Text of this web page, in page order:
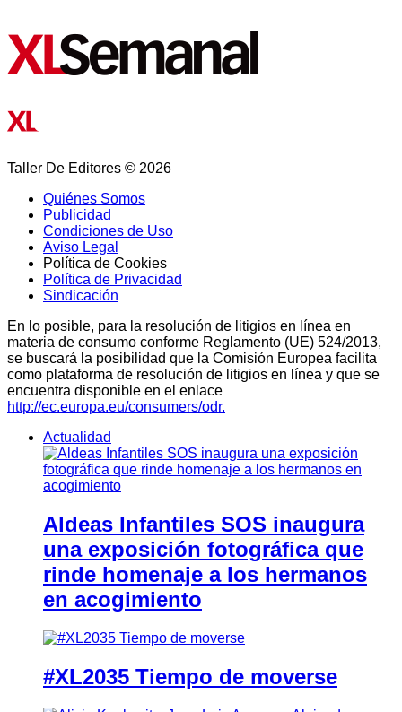
Taller De Editores © 2026
Quiénes Somos
Publicidad
Condiciones de Uso
Aviso Legal
Política de Cookies
Política de Privacidad
Sindicación
En lo posible, para la resolución de litigios en línea en
materia de consumo conforme Reglamento (UE) 524/2013,
se buscará la posibilidad que la Comisión Europea facilita
como plataforma de resolución de litigios en línea y que se
encuentra disponible en el enlace
http://ec.europa.eu/consumers/odr.
Actualidad
Aldeas Infantiles SOS inaugura
una exposición fotográfica que
rinde homenaje a los hermanos
en acogimiento
#XL2035 Tiempo de moverse